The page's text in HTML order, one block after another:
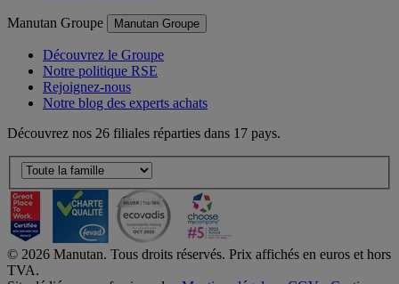
Manutan Groupe Manutan Groupe
Découvrez le Groupe
Notre politique RSE
Rejoignez-nous
Notre blog des experts achats
Découvrez nos 26 filiales réparties dans 17 pays.
© 2026 Manutan. Tous droits réservés. Prix affichés en euros et hors
TVA.